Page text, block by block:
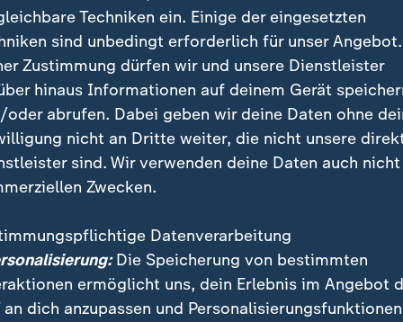
japanische Zeitenwende ein: Das einst
auf und soll nun auch die Fähigkeit zum
der Verteidigungsetat auf zwei Prozent des
verdoppeln. Kishida begründete den Schritt
und der gestiegenen Bedrohung durch
Invasion in die
könne autokratischen
dienen.
Verteidigungsreform
Techniken ein. Einige der eingesetzten
sind unbedingt erforderlich für unser
Zustimmung dürfen wir und unsere Dienstleister
hinaus Informationen auf deinem Gerät
oder abrufen. Dabei geben wir deine Daten ohne
nicht an Dritte weiter, die nicht unsere
sind. Wir verwenden deine Daten auch nicht
Zwecken.
Datenverarbeitung
Die Speicherung von bestimmten
ermöglicht uns, dein Erlebnis im Angebot
an dich anzupassen und Personalisierungsfunktionen